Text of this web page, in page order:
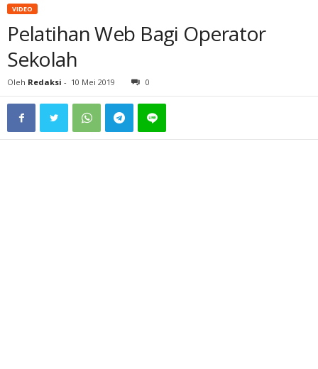
VIDEO
Pelatihan Web Bagi Operator
Sekolah
Oleh Redaksi - 10 Mei 2019 0